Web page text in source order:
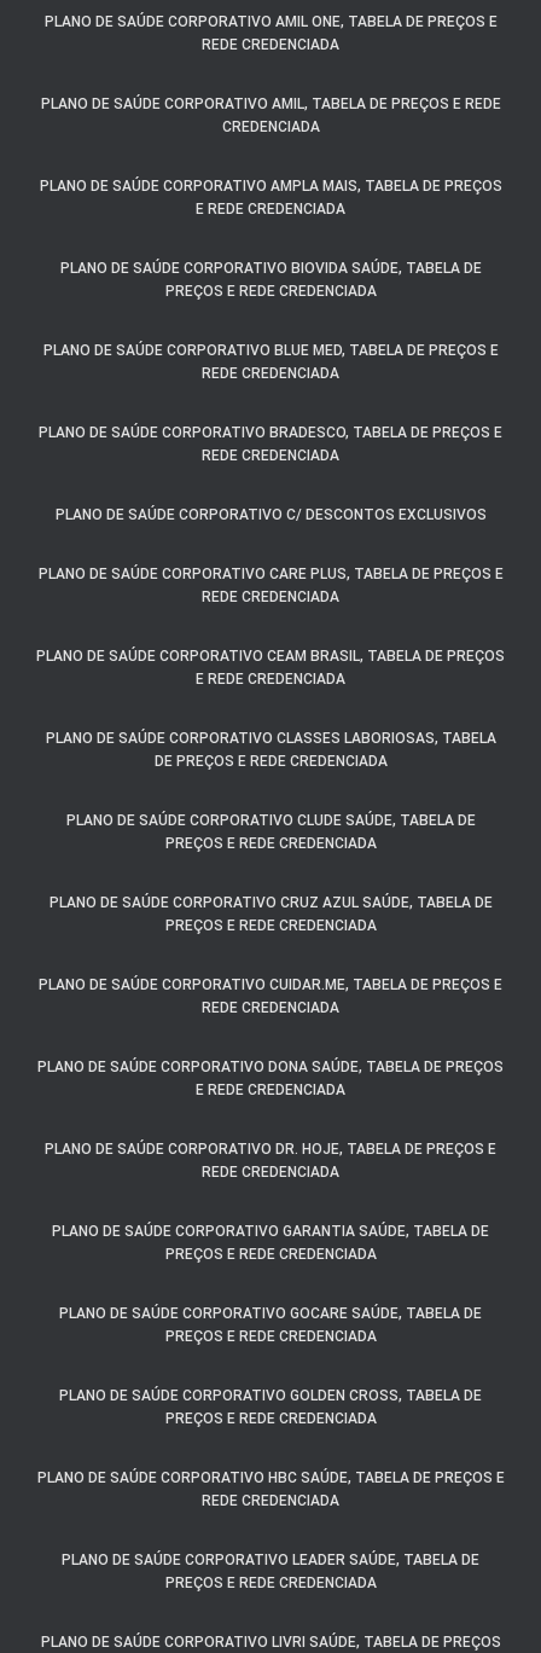
PLANO DE SAÚDE CORPORATIVO AMIL ONE, TABELA DE PREÇOS E
REDE CREDENCIADA
PLANO DE SAÚDE CORPORATIVO AMIL, TABELA DE PREÇOS E REDE
CREDENCIADA
PLANO DE SAÚDE CORPORATIVO AMPLA MAIS, TABELA DE PREÇOS
E REDE CREDENCIADA
PLANO DE SAÚDE CORPORATIVO BIOVIDA SAÚDE, TABELA DE
PREÇOS E REDE CREDENCIADA
PLANO DE SAÚDE CORPORATIVO BLUE MED, TABELA DE PREÇOS E
REDE CREDENCIADA
PLANO DE SAÚDE CORPORATIVO BRADESCO, TABELA DE PREÇOS E
REDE CREDENCIADA
PLANO DE SAÚDE CORPORATIVO C/ DESCONTOS EXCLUSIVOS
PLANO DE SAÚDE CORPORATIVO CARE PLUS, TABELA DE PREÇOS E
REDE CREDENCIADA
PLANO DE SAÚDE CORPORATIVO CEAM BRASIL, TABELA DE PREÇOS
E REDE CREDENCIADA
PLANO DE SAÚDE CORPORATIVO CLASSES LABORIOSAS, TABELA
DE PREÇOS E REDE CREDENCIADA
PLANO DE SAÚDE CORPORATIVO CLUDE SAÚDE, TABELA DE
PREÇOS E REDE CREDENCIADA
PLANO DE SAÚDE CORPORATIVO CRUZ AZUL SAÚDE, TABELA DE
PREÇOS E REDE CREDENCIADA
PLANO DE SAÚDE CORPORATIVO CUIDAR.ME, TABELA DE PREÇOS E
REDE CREDENCIADA
PLANO DE SAÚDE CORPORATIVO DONA SAÚDE, TABELA DE PREÇOS
E REDE CREDENCIADA
PLANO DE SAÚDE CORPORATIVO DR. HOJE, TABELA DE PREÇOS E
REDE CREDENCIADA
PLANO DE SAÚDE CORPORATIVO GARANTIA SAÚDE, TABELA DE
PREÇOS E REDE CREDENCIADA
PLANO DE SAÚDE CORPORATIVO GOCARE SAÚDE, TABELA DE
PREÇOS E REDE CREDENCIADA
PLANO DE SAÚDE CORPORATIVO GOLDEN CROSS, TABELA DE
PREÇOS E REDE CREDENCIADA
PLANO DE SAÚDE CORPORATIVO HBC SAÚDE, TABELA DE PREÇOS E
REDE CREDENCIADA
PLANO DE SAÚDE CORPORATIVO LEADER SAÚDE, TABELA DE
PREÇOS E REDE CREDENCIADA
PLANO DE SAÚDE CORPORATIVO LIVRI SAÚDE, TABELA DE PREÇOS